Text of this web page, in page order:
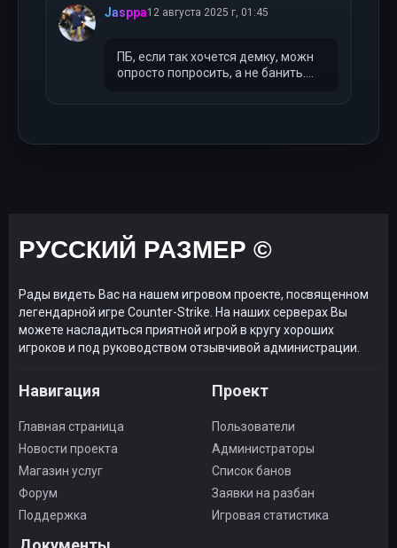
Jasppa12 августа 2025 г, 01:45
ПБ, если так хочется демку, можн
опросто попросить, а не банить....
РУССКИЙ РАЗМЕР ©
Рады видеть Вас на нашем игровом проекте, посвященном
легендарной игре Counter-Strike. На наших серверах Вы
можете насладиться приятной игрой в кругу хороших
игроков и под руководством отзывчивой администрации.
Навигация
Главная страница
Новости проекта
Магазин услуг
Форум
Поддержка
Проект
Пользователи
Администраторы
Список банов
Заявки на разбан
Игровая статистика